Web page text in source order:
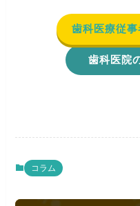
歯科医療従
歯科医院
コラム